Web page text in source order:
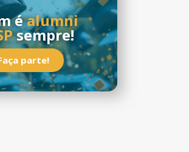
éalumni
sempre!
parte!